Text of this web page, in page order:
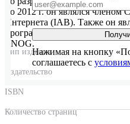
по 2012 г. он являлся членом
Интернета (IAB). Также он
программного комитета
ENOG.
Тип издания
Издательство
ISBN
Количество страниц
Нажимая на кнопку
соглашаетесь с